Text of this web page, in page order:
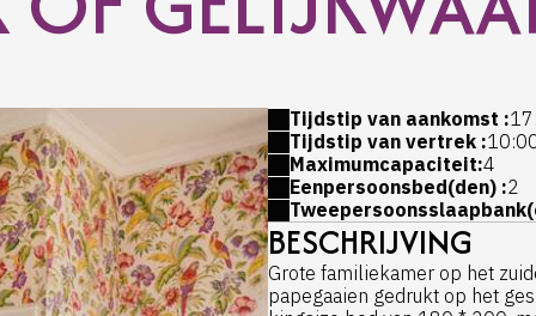
Tijdstip van aankomst :
Tijdstip van vertrek :
Maximumcapaciteit:4
Eenpersoonsbed(den) :2
BESCHRIJVING
Grote familiekamer op het
papegaaien gedrukt op het